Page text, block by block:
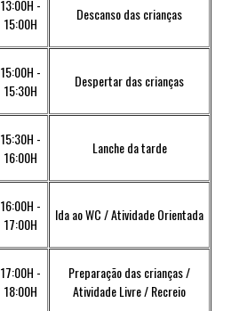
13:00H -
15:00H
Descanso das crianças
15:00H -
15:30H
Despertar das crianças
15:30H -
16:00H
Lanche da tarde
16:00H -
17:00H
Ida ao WC / Atividade Orientada
17:00H -
18:00H
Preparação das crianças /
Atividade Livre / Recreio